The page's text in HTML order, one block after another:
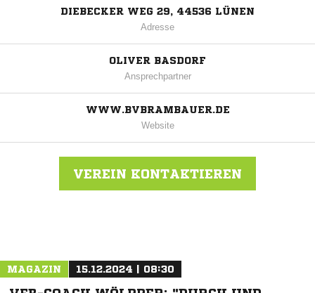
DIEBECKER WEG 29, 44536 LÜNEN
Adresse
OLIVER BASDORF
Ansprechpartner
WWW.BVBRAMBAUER.DE
Website
VEREIN KONTAKTIEREN
MAGAZIN 15.12.2024 | 08:30